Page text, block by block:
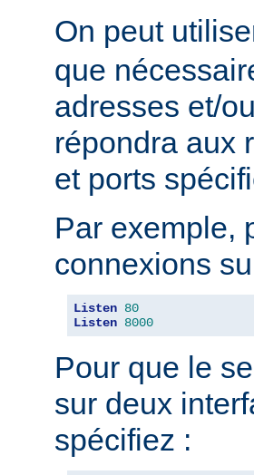
On peut
que
adresses et/
répondra aux
et ports
Par exemple,
connexions
Listen 80
Listen 8000
Pour que le
sur deux
spécifiez :